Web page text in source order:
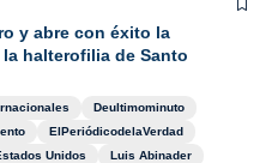
y abre con éxito la
halterofilia de Santo
Deultimominuto
ElPeriódicodelaVerdad
Unidos
Luis Abinader